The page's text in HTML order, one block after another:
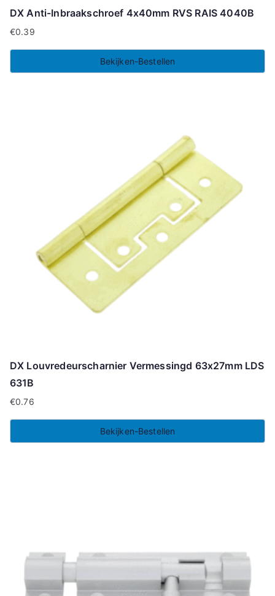
DX Anti-Inbraakschroef 4x40mm RVS RAIS 4040B
€0.39
Bekijken-Bestellen
DX Louvredeurscharnier Vermessingd 63x27mm LDS
631B
€0.76
Bekijken-Bestellen